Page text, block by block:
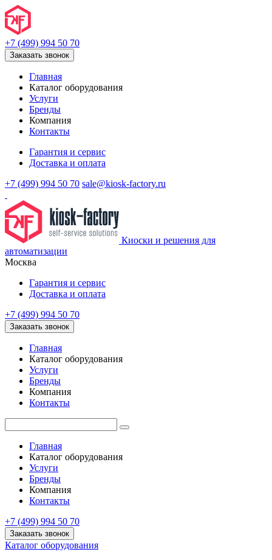
+7 (499) 994 50 70
Заказать звонок
Главная
Каталог оборудования
Услуги
Бренды
Компания
Контакты
Гарантия и сервис
Доставка и оплата
+7 (499) 994 50 70 sale@kiosk-factory.ru
Киоски и решения для
автоматизации
Москва
Гарантия и сервис
Доставка и оплата
+7 (499) 994 50 70
Заказать звонок
Главная
Каталог оборудования
Услуги
Бренды
Компания
Контакты
Главная
Каталог оборудования
Услуги
Бренды
Компания
Контакты
+7 (499) 994 50 70
Заказать звонок
Каталог оборудования